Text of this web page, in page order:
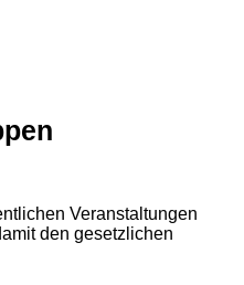
Veranstaltungen
den gesetzlichen